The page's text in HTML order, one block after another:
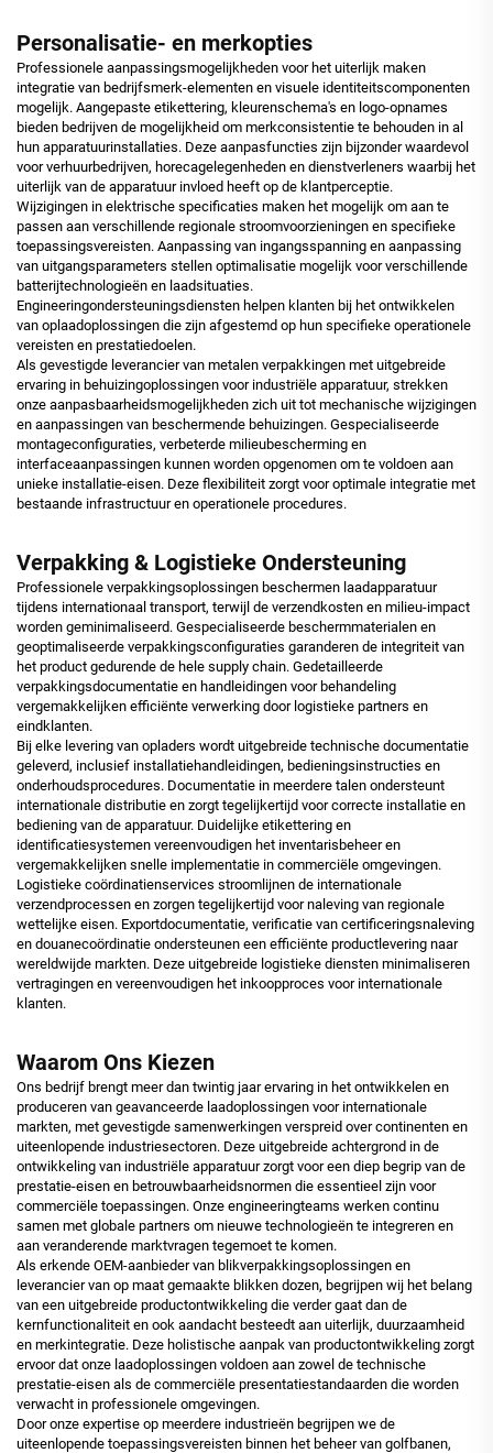
Personalisatie- en merkopties
Professionele aanpassingsmogelijkheden voor het uiterlijk maken
integratie van bedrijfsmerk-elementen en visuele identiteitscomponenten
mogelijk. Aangepaste etikettering, kleurenschema's en logo-opnames
bieden bedrijven de mogelijkheid om merkconsistentie te behouden in al
hun apparatuurinstallaties. Deze aanpasfuncties zijn bijzonder waardevol
voor verhuurbedrijven, horecagelegenheden en dienstverleners waarbij het
uiterlijk van de apparatuur invloed heeft op de klantperceptie.
Wijzigingen in elektrische specificaties maken het mogelijk om aan te
passen aan verschillende regionale stroomvoorzieningen en specifieke
toepassingsvereisten. Aanpassing van ingangsspanning en aanpassing
van uitgangsparameters stellen optimalisatie mogelijk voor verschillende
batterijtechnologieën en laadsituaties.
Engineeringondersteuningsdiensten helpen klanten bij het ontwikkelen
van oplaadoplossingen die zijn afgestemd op hun specifieke operationele
vereisten en prestatiedoelen.
Als gevestigde leverancier van metalen verpakkingen met uitgebreide
ervaring in behuizingoplossingen voor industriële apparatuur, strekken
onze aanpasbaarheidsmogelijkheden zich uit tot mechanische wijzigingen
en aanpassingen van beschermende behuizingen. Gespecialiseerde
montageconfiguraties, verbeterde milieubescherming en
interfaceaanpassingen kunnen worden opgenomen om te voldoen aan
unieke installatie-eisen. Deze flexibiliteit zorgt voor optimale integratie met
bestaande infrastructuur en operationele procedures.
Verpakking & Logistieke Ondersteuning
Professionele verpakkingsoplossingen beschermen laadapparatuur
tijdens internationaal transport, terwijl de verzendkosten en milieu-impact
worden geminimaliseerd. Gespecialiseerde beschermmaterialen en
geoptimaliseerde verpakkingsconfiguraties garanderen de integriteit van
het product gedurende de hele supply chain. Gedetailleerde
verpakkingsdocumentatie en handleidingen voor behandeling
vergemakkelijken efficiënte verwerking door logistieke partners en
eindklanten.
Bij elke levering van opladers wordt uitgebreide technische documentatie
geleverd, inclusief installatiehandleidingen, bedieningsinstructies en
onderhoudsprocedures. Documentatie in meerdere talen ondersteunt
internationale distributie en zorgt tegelijkertijd voor correcte installatie en
bediening van de apparatuur. Duidelijke etikettering en
identificatiesystemen vereenvoudigen het inventarisbeheer en
vergemakkelijken snelle implementatie in commerciële omgevingen.
Logistieke coördinatienservices stroomlijnen de internationale
verzendprocessen en zorgen tegelijkertijd voor naleving van regionale
wettelijke eisen. Exportdocumentatie, verificatie van certificeringsnaleving
en douanecoördinatie ondersteunen een efficiënte productlevering naar
wereldwijde markten. Deze uitgebreide logistieke diensten minimaliseren
vertragingen en vereenvoudigen het inkoopproces voor internationale
klanten.
Waarom Ons Kiezen
Ons bedrijf brengt meer dan twintig jaar ervaring in het ontwikkelen en
produceren van geavanceerde laadoplossingen voor internationale
markten, met gevestigde samenwerkingen verspreid over continenten en
uiteenlopende industriesectoren. Deze uitgebreide achtergrond in de
ontwikkeling van industriële apparatuur zorgt voor een diep begrip van de
prestatie-eisen en betrouwbaarheidsnormen die essentieel zijn voor
commerciële toepassingen. Onze engineeringteams werken continu
samen met globale partners om nieuwe technologieën te integreren en
aan veranderende marktvragen tegemoet te komen.
Als erkende OEM-aanbieder van blikverpakkingsoplossingen en
leverancier van op maat gemaakte blikken dozen, begrijpen wij het belang
van een uitgebreide productontwikkeling die verder gaat dan de
kernfunctionaliteit en ook aandacht besteedt aan uiterlijk, duurzaamheid
en merkintegratie. Deze holistische aanpak van productontwikkeling zorgt
ervoor dat onze laadoplossingen voldoen aan zowel de technische
prestatie-eisen als de commerciële presentatiestandaarden die worden
verwacht in professionele omgevingen.
Door onze expertise op meerdere industrieën begrijpen we de
uiteenlopende toepassingsvereisten binnen het beheer van golfbanen,